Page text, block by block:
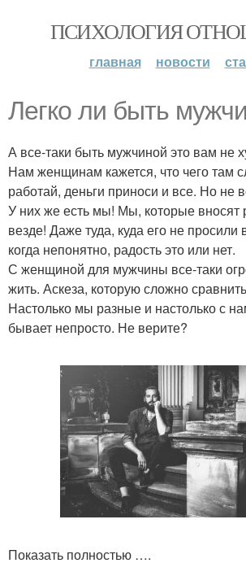
ПСИХОЛОГИЯ
главная новости
Легко ли быть
А все-таки быть мужчиной это вам не
Нам женщинам кажется, что чего там
работай, деньги приноси и все. Но не
У них же есть мы! Мы, которые вносят
везде! Даже туда, куда его не просили
когда непонятно, радость это или нет.
С женщиной для мужчины все-таки
жить. Аскеза, которую сложно
Настолько мы разные и настолько с
бывает непросто. Не верите?
Показать полностью ….